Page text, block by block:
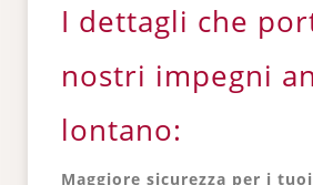
I dettagli che
nostri impegni
lontano:
Maggiore sicurezza per i